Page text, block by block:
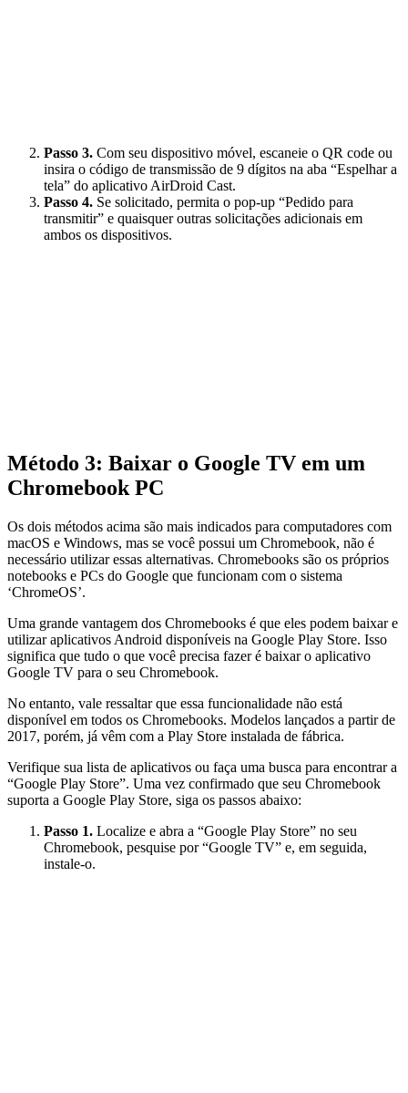
Passo 3. Com seu dispositivo móvel, escaneie o QR code ou
insira o código de transmissão de 9 dígitos na aba “Espelhar a
tela” do aplicativo AirDroid Cast.
Passo 4. Se solicitado, permita o pop-up “Pedido para
transmitir” e quaisquer outras solicitações adicionais em
ambos os dispositivos.
Método 3: Baixar o Google TV em um
Chromebook PC
Os dois métodos acima são mais indicados para computadores com
macOS e Windows, mas se você possui um Chromebook, não é
necessário utilizar essas alternativas. Chromebooks são os próprios
notebooks e PCs do Google que funcionam com o sistema
‘ChromeOS’.
Uma grande vantagem dos Chromebooks é que eles podem baixar e
utilizar aplicativos Android disponíveis na Google Play Store. Isso
significa que tudo o que você precisa fazer é baixar o aplicativo
Google TV para o seu Chromebook.
No entanto, vale ressaltar que essa funcionalidade não está
disponível em todos os Chromebooks. Modelos lançados a partir de
2017, porém, já vêm com a Play Store instalada de fábrica.
Verifique sua lista de aplicativos ou faça uma busca para encontrar a
“Google Play Store”. Uma vez confirmado que seu Chromebook
suporta a Google Play Store, siga os passos abaixo:
Passo 1. Localize e abra a “Google Play Store” no seu
Chromebook, pesquise por “Google TV” e, em seguida,
instale-o.